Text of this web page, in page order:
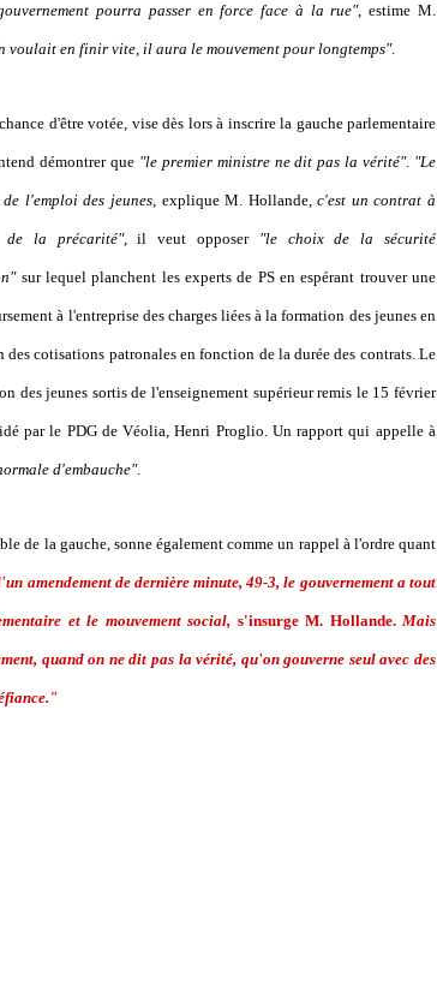
pourra passer en force face à la rue", estime M.
voulait en finir vite, il aura le mouvement pour longtemps".
d'être votée, vise dès lors à inscrire la gauche parlementaire
démontrer que "le premier ministre ne dit pas la vérité". "Le
l'emploi des jeunes, explique M. Hollande,c'est un contrat à
de la précarité", il veut opposer "le choix de la sécurité
sur lequel planchent les experts de PS en espérant trouver une
à l'entreprise des charges liées à la formation des jeunes en
cotisations patronales en fonction de la durée des contrats. Le
des jeunes sortis de l'enseignement supérieur remis le 15 février
par le PDG de Véolia, Henri Proglio. Un rapport qui appelle à
d'embauche".
de la gauche, sonne également comme un rappel à l'ordre quant
amendement de dernière minute, 49-3, le gouvernement a tout
et le mouvement social, s'insurge M. Hollande. Mais
quand on ne dit pas la vérité, qu'on gouverne seul avec des